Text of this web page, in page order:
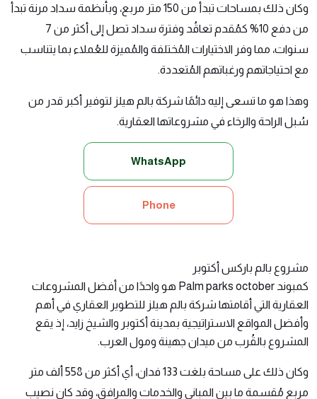
وكان ذلك بمساحات تبدأ من 150 متر مربع، وبأنظمة سداد مرنة تبدأ
من دفع 10% كمُقدم تعاقُد وفترة سداد تصل إلى أكثر من 7
سنوات، مما وفر الاختيارات المُختلفة والمُميزة للعُملاء بما يتناسب
مع احتياجاتهم ورغباتهم المُتعددة.
وهذا هو ما تسعى إليه دائمًا شركة بالم هيلز لتوفير أكبر قدر من
سُبل الراحة والرخاء في مشروعاتها العقارية.
WhatsApp
Phone
مشروع بالم باركس أكتوبر
كمبوند Palm parks october هو واحدًا من أفضل المشروعات
العقارية التي أقامتها شركة بالم هيلز للتطوير العقاري في أهم
وأفضل المواقع الاستراتيجية بمدينة أكتوبر والشيخ زايد، إذ يقع
المشروع بالقُرب من ميدان جهينة ومول العرب.
وكان ذلك على مساحة بلغت 133 فدان، أي أكثر من 558 ألف متر
مربع مُقسمة ما بين المباني والخدمات والمرافق، وقد كان نصيب